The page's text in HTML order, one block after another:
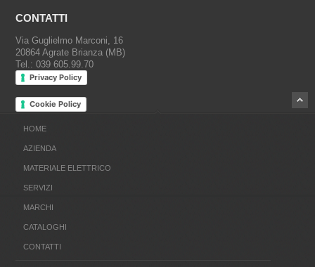
CONTATTI
Via Guglielmo Marconi, 16
20864 Agrate Brianza (MB)
Tel.: 039 605.99.70
Privacy Policy
Cookie Policy
HOME
AZIENDA
MATERIALE ELETTRICO
SERVIZI
MARCHI
CATALOGHI
CONTATTI